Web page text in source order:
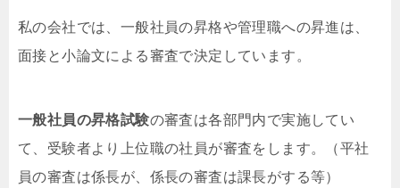
私の会社では、一般社員の昇格や管理職への昇進は、
面接と小論文による審査で決定しています。
一般社員の昇格試験の審査は各部門内で実施してい
て、受験者より上位職の社員が審査をします。（平社
員の審査は係長が、係長の審査は課長がする等）